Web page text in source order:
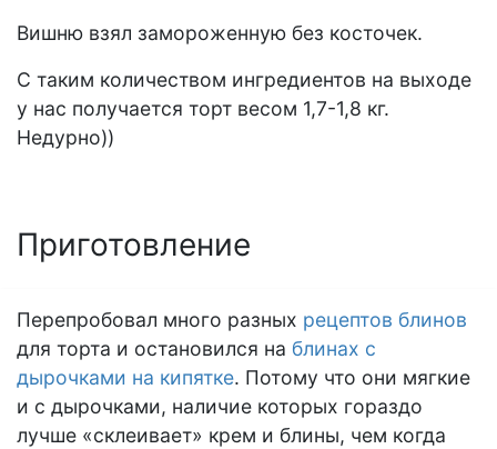
Вишню взял замороженную без косточек.
С таким количеством ингредиентов на выходе
у нас получается торт весом 1,7-1,8 кг.
Недурно))
Приготовление
Перепробовал много разных рецептов блинов
для торта и остановился на блинах с
дырочками на кипятке. Потому что они мягкие
и с дырочками, наличие которых гораздо
лучше «склеивает» крем и блины, чем когда